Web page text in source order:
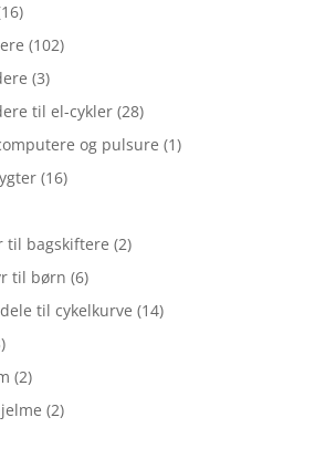
(102)
(3)
til el-cykler (28)
og pulsure (1)
(16)
til bagskiftere (2)
til børn (6)
til cykelkurve (14)
(2)
(2)